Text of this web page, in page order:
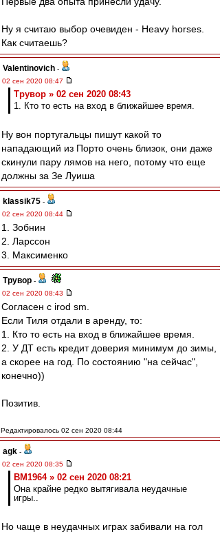
Ну я считаю выбор очевиден - Heavy horses.
Как считаешь?
Valentinovich -
02 сен 2020 08:47
Трувор » 02 сен 2020 08:43
1. Кто то есть на вход в ближайшее время.
Ну вон португальцы пишут какой то
нападающий из Порто очень близок, они даже
скинули пару лямов на него, потому что еще
должны за Зе Луиша
klassik75 -
02 сен 2020 08:44
1. Зобнин
2. Ларссон
3. Максименко
Трувор -
02 сен 2020 08:43
Согласен с irod sm.
Если Тиля отдали в аренду, то:
1. Кто то есть на вход в ближайшее время.
2. У ДТ есть кредит доверия минимум до зимы,
а скорее на год. По состоянию "на сейчас",
конечно))
Позитив.
Редактировалось 02 сен 2020 08:44
agk -
02 сен 2020 08:35
BM1964 » 02 сен 2020 08:21
Она крайне редко вытягивала неудачные
игры..
Но чаще в неудачных играх забивали на гол